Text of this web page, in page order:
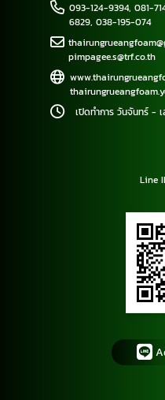
093-124-9394, 081-
6829, 038-195-074
pimpagee.s@trf.co.th
เปิดทำการ วันจันทร์ -
Line